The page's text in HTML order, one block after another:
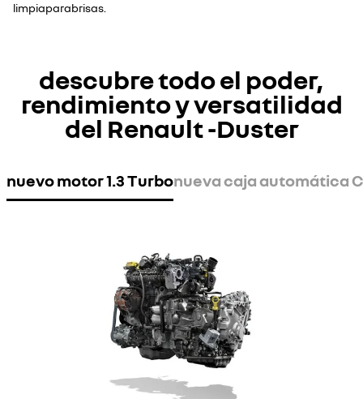
limpiaparabrisas.
descubre todo el poder,
rendimiento y versatilidad
del Renault -Duster
nuevo motor 1.3 Turbonueva caja automática